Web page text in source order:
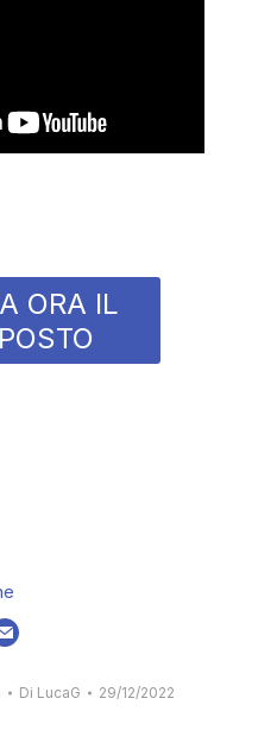
ORA IL
Di LucaG 29/12/2022